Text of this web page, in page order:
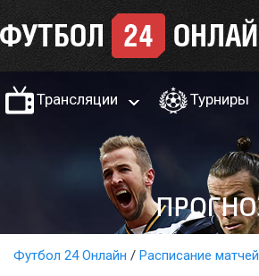
Трансляции Турниры
Футбол 24 Онлайн Расписание матчей